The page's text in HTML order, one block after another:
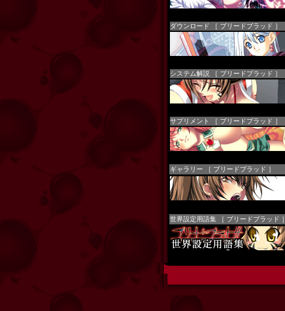
ダウンロード ［ ブリードブラッド ］
システム解説 ［ ブリードブラッド ］
サプリメント ［ ブリードブラッド ］
ギャラリー ［ ブリードブラッド ］
世界設定用語集 ［ ブリードブラッド ］